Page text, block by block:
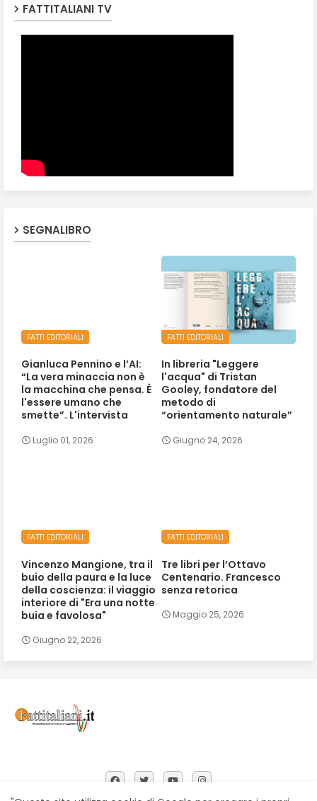
FATTITALIANI TV
SEGNALIBRO
FATTI EDITORIALI
Gianluca Pennino e l’AI:
“La vera minaccia non è
la macchina che pensa. È
l'essere umano che
smette”. L'intervista
Luglio 01, 2026
FATTI EDITORIALI
In libreria "Leggere
l'acqua" di Tristan
Gooley, fondatore del
metodo di
“orientamento naturale”
Giugno 24, 2026
FATTI EDITORIALI
Vincenzo Mangione, tra il
buio della paura e la luce
della coscienza: il viaggio
interiore di "Era una notte
buia e favolosa"
Giugno 22, 2026
FATTI EDITORIALI
Tre libri per l’Ottavo
Centenario. Francesco
senza retorica
Maggio 25, 2026